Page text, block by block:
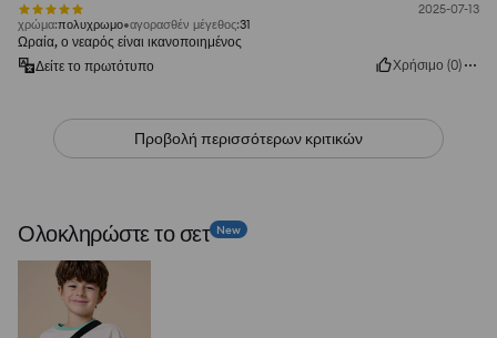
2025-07-13
χρώμα:πολυχρωμο αγορασθέν μέγεθος:31
Ωραία, ο νεαρός είναι ικανοποιημένος
Δείτε το πρωτότυπο
Χρήσιμο (0)
Προβολή περισσότερων κριτικών
Ολοκληρώστε το σετ New